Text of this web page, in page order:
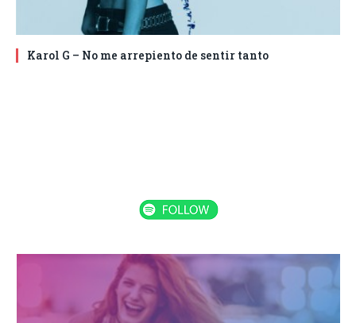
Karol G – No me arrepiento de sentir tanto